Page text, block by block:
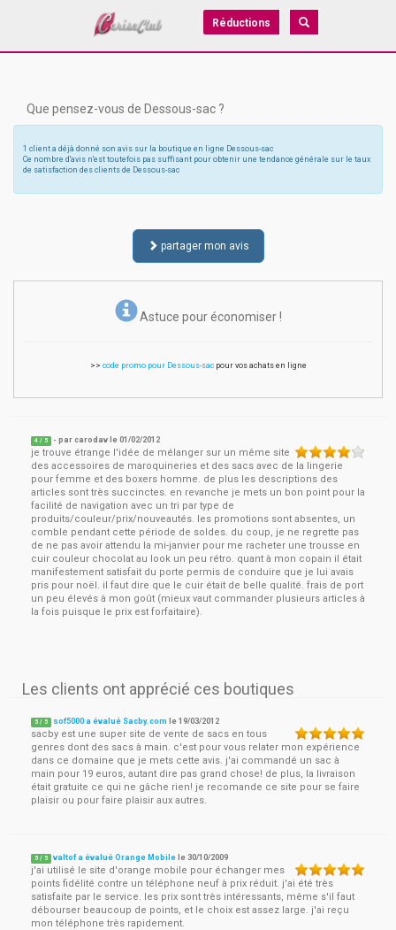
Réductions
Que pensez-vous de Dessous-sac ?
1 client a déjà donné son avis sur la boutique en ligne Dessous-sac
Ce nombre d'avis n'est toutefois pas suffisant pour obtenir une tendance générale sur le taux
de satisfaction des clients de Dessous-sac
partager mon avis
Astuce pour économiser !
>> code promo pour Dessous-sacpour vos achats en ligne
4 / 5 - parcarodav le01/02/2012
je trouve étrange l'idée de mélanger sur un même site
des accessoires de maroquineries et des sacs avec de la lingerie
pour femme et des boxers homme. de plus les descriptions des
articles sont très succinctes. en revanche je mets un bon point pour la
facilité de navigation avec un tri par type de
produits/couleur/prix/nouveautés. les promotions sont absentes, un
comble pendant cette période de soldes. du coup, je ne regrette pas
de ne pas avoir attendu la mi-janvier pour me racheter une trousse en
cuir couleur chocolat au look un peu rétro. quant à mon copain il était
manifestement satisfait du porte permis de conduire que je lui avais
pris pour noël. il faut dire que le cuir était de belle qualité. frais de port
un peu élevés à mon goût (mieux vaut commander plusieurs articles à
la fois puisque le prix est forfaitaire).
Les clients ont apprécié ces boutiques
5 / 5 sof5000 a évalué Sacby.com le19/03/2012
sacby est une super site de vente de sacs en tous
genres dont des sacs à main. c'est pour vous relater mon expérience
dans ce domaine que je mets cette avis. j'ai commandé un sac à
main pour 19 euros, autant dire pas grand chose! de plus, la livraison
était gratuite ce qui ne gâche rien! je recomande ce site pour se faire
plaisir ou pour faire plaisir aux autres.
5 / 5 valtof a évalué Orange Mobile le30/10/2009
j'ai utilisé le site d'orange mobile pour échanger mes
points fidélité contre un téléphone neuf à prix réduit. j'ai été très
satisfaite par le service. les prix sont très intéressants, même s'il faut
débourser beaucoup de points, et le choix est assez large. j'ai reçu
mon téléphone très rapidement.